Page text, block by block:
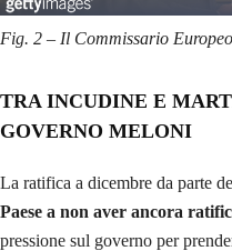
Fig. 2 – Il Commissario
TRA INCUDINE E
GOVERNO MELONI
La ratifica a dicembre da parte
Paese a non aver ancora
pressione sul governo per